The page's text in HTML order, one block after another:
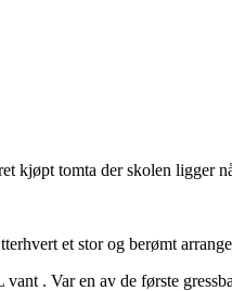
kjøpt tomta der skolen ligger
et stor og berømt
. Var en av de første